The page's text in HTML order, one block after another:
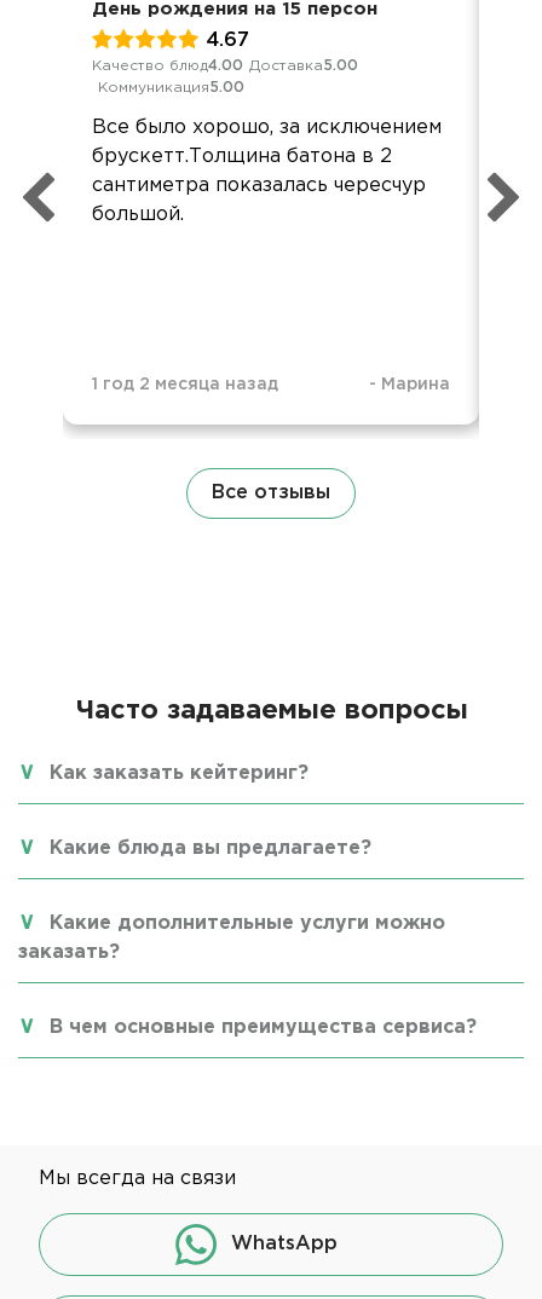
День рождения на 15 персон
4.67
Качество блюд4.00 Доставка5.00
Коммуникация5.00
Все было хорошо, за исключением
брускетт.Толщина батона в 2
сантиметра показалась чересчур
большой.
1 год 2 месяца назад - Марина
Все отзывы
Часто задаваемые вопросы
Как заказать кейтеринг?
Какие блюда вы предлагаете?
Какие дополнительные услуги можно
заказать?
В чем основные преимущества сервиса?
Мы всегда на связи
WhatsApp